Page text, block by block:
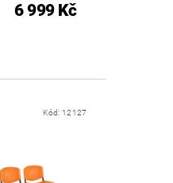
6 999 Kč
Kód: 12127